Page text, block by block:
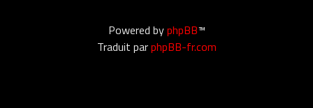
Powered byphpBB™
Traduit parphpBB-fr.com